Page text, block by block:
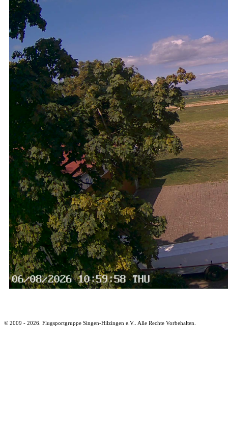
© 2009 - 2026. Flugsportgruppe Singen-Hilzingen e.V.. Alle Rechte Vorbehalten.